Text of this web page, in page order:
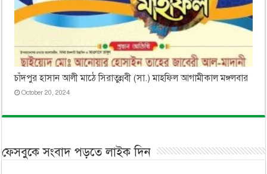
চাঁদপুর হাসান আলী মাঠে সিরাতুন্নবী (সা.) মাহফিল আগামীকাল মঙ্গলবার
October 20, 2024
ফেসবুকে সংবাদ পড়তে লাইক দিন